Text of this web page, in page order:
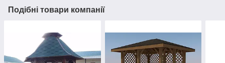
Подібні товари компанії